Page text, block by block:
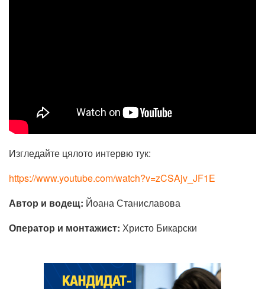
Изгледайте цялото интервю тук:
https://www.youtube.com/watch?v=zCSAjv_JF1E
Автор и водещ: Йоана Станиславова
Оператор и монтажист: Христо Бикарски